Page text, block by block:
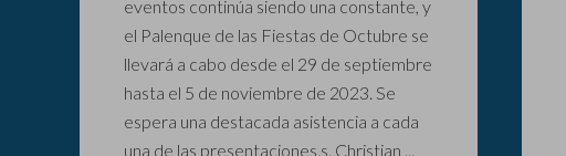
eventos continúa siendo una constante, y
el Palenque de las Fiestas de Octubre se
llevará a cabo desde el 29 de septiembre
hasta el 5 de noviembre de 2023. Se
espera una destacada asistencia a cada
una de las presentaciones.s. Christian ...